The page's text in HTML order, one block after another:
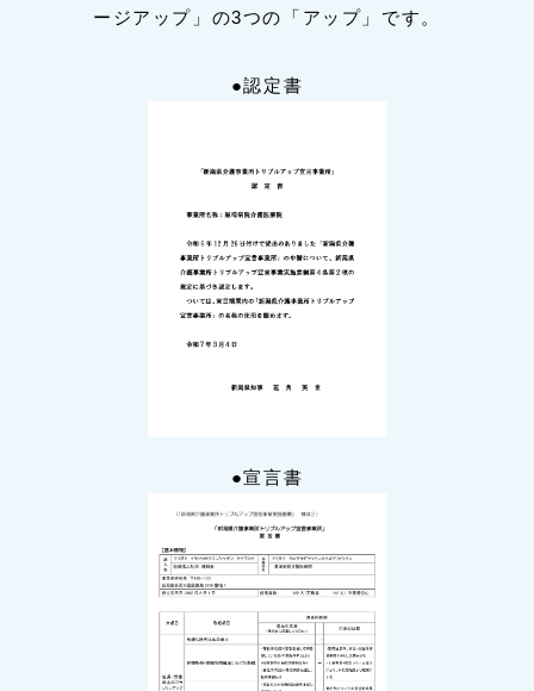
ージアップ」の3つの「アップ」です。
●認定書
●宣言書